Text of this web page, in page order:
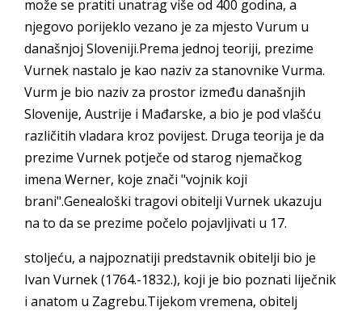
može se pratiti unatrag više od 400 godina, a
njegovo porijeklo vezano je za mjesto Vurum u
današnjoj Sloveniji.Prema jednoj teoriji, prezime
Vurnek nastalo je kao naziv za stanovnike Vurma.
Vurm je bio naziv za prostor između današnjih
Slovenije, Austrije i Mađarske, a bio je pod vlašću
različitih vladara kroz povijest. Druga teorija je da
prezime Vurnek potječe od starog njemačkog
imena Werner, koje znači "vojnik koji
brani".Genealoški tragovi obitelji Vurnek ukazuju
na to da se prezime počelo pojavljivati u 17.
stoljeću, a najpoznatiji predstavnik obitelji bio je
Ivan Vurnek (1764.-1832.), koji je bio poznati liječnik
i anatom u Zagrebu.Tijekom vremena, obitelj